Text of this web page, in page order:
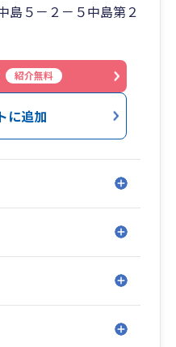
理士の仕事を「税金
者の最も身近なライ
えるお手伝いをする
す。
限定することなくお
するサービスひとつ
のノウハウを蓄積し
品質のサービスをご
お手伝いができるこ
島５－２－５中島第２
紹介無料
に追加